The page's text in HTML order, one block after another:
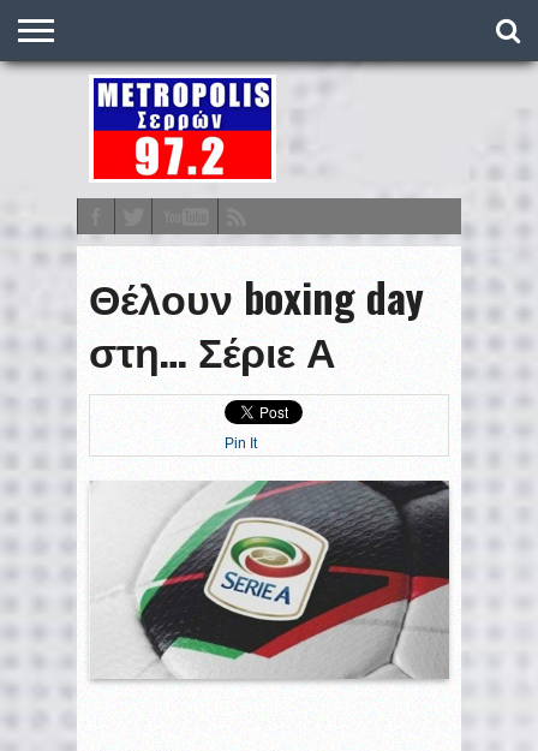
ΣΤΑΘΜΌΣ
METRONEWS
ΠΟΔΌΣΦΑΙΡΟ
ΒΑΘΜΟΛΟΓΊΕΣ
ΠΡΟΓΡΆΜΜΑΤΑ
ΣΤΟΊΧΗΜΑ
ΕΠΙΚΟΙΝΩΝΊΑ
Θέλουν boxing day
στη… Σέριε Α
Pin It